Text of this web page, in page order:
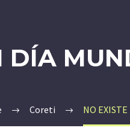
DÍA
Coreti NO